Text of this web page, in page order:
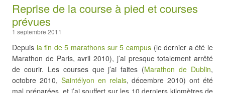
Reprise de la course à pied et courses
prévues
1 septembre 2011
Depuis la fin de 5 marathons sur 5 campus(le dernier a été le
Marathon de Paris, avril 2010), j’ai presque totalement arrêté
de courir. Les courses que j’ai faites (Marathon de Dublin,
octobre 2010, Saintélyon en relais, décembre 2010) ont été
mal préparées, et j’ai souffert sur les 10 derniers kilomètres de